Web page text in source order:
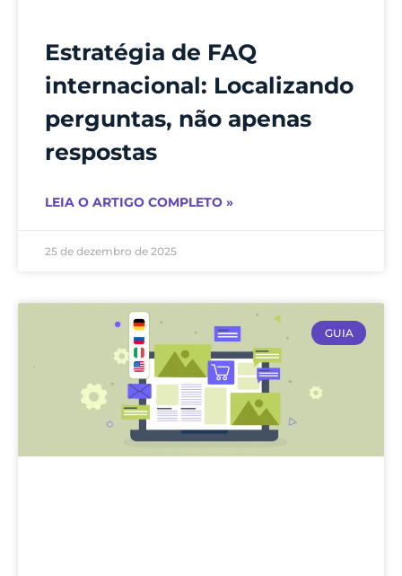
Estratégia de FAQ
internacional: Localizando
perguntas, não apenas
respostas
LEIA O ARTIGO COMPLETO »
25 de dezembro de 2025
GUIA